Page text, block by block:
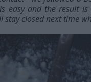
easy and the result
closed next time